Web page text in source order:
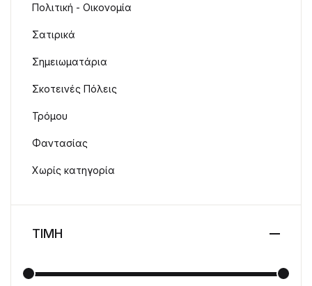
Πολιτική - Οικονομία
Σατιρικά
Σημειωματάρια
Σκοτεινές Πόλεις
Τρόμου
Φαντασίας
Χωρίς κατηγορία
ΤΙΜΗ